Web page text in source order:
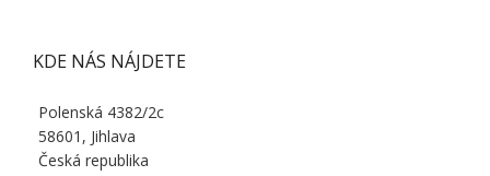
KDE NÁS NÁJDETE
Polenská 4382/2c
58601, Jihlava
Česká republika